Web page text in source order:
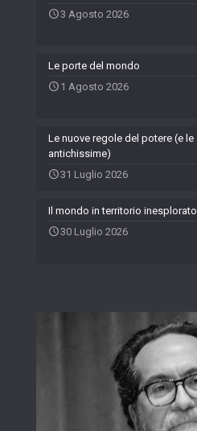
3 Agosto 2026
Le porte del mondo
1 Agosto 2026
Le nuove regole del potere (e le
antichissime)
31 Luglio 2026
Il mondo in territorio inesplorato
30 Luglio 2026